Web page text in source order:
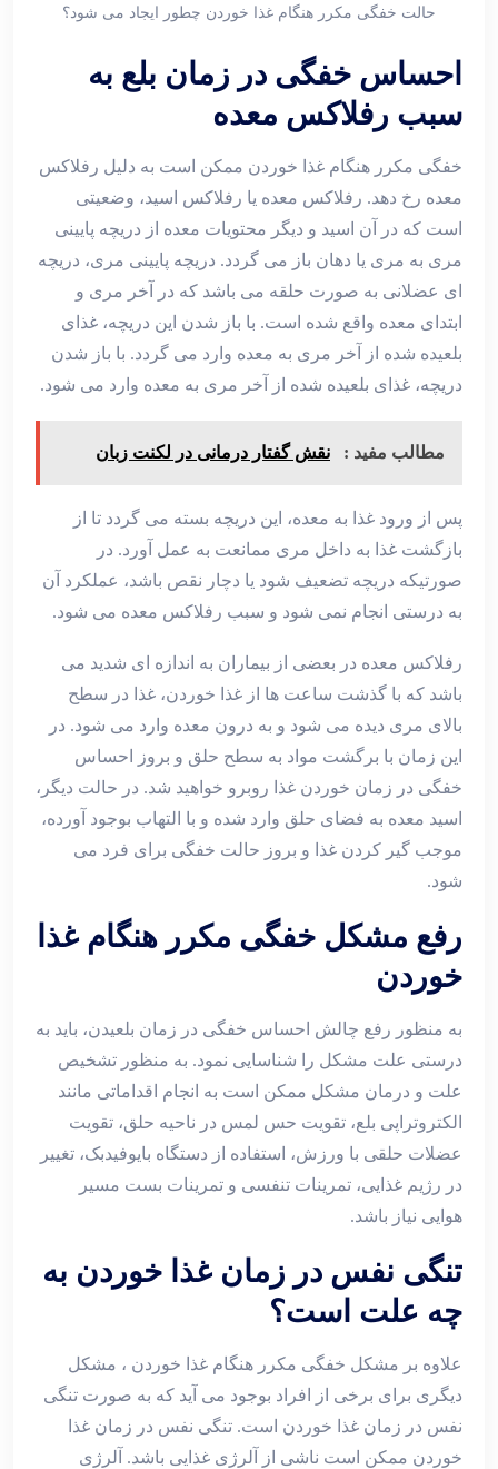
حالت خفگی مکرر هنگام غذا خوردن چطور ایجاد می شود؟
احساس خفگی در زمان بلع به
سبب رفلاکس معده
خفگی مکرر هنگام غذا خوردن ممکن است به دلیل رفلاکس
معده رخ دهد. رفلاکس معده یا رفلاکس اسید، وضعیتی
است که در آن اسید و دیگر محتویات معده از دریچه پایینی
مری به مری یا دهان باز می گردد. دریچه پایینی مری، دریچه
ای عضلانی به صورت حلقه می باشد که در آخر مری و
ابتدای معده واقع شده است. با باز شدن این دریچه، غذای
بلعیده شده از آخر مری به معده وارد می گردد. با باز شدن
دریچه، غذای بلعیده شده از آخر مری به معده وارد می شود.
مطالب مفید : نقش گفتار درمانی در لکنت زبان
پس از ورود غذا به معده، این دریچه بسته می گردد تا از
بازگشت غذا به داخل مری ممانعت به عمل آورد. در
صورتیکه دریچه تضعیف شود یا دچار نقص باشد، عملکرد آن
به درستی انجام نمی شود و سبب رفلاکس معده می شود.
رفلاکس معده در بعضی از بیماران به اندازه ای شدید می
باشد که با گذشت ساعت ها از غذا خوردن، غذا در سطح
بالای مری دیده می شود و به درون معده وارد می شود. در
این زمان با برگشت مواد به سطح حلق و بروز احساس
خفگی در زمان خوردن غذا روبرو خواهید شد. در حالت دیگر،
اسید معده به فضای حلق وارد شده و با التهاب بوجود آورده،
موجب گیر کردن غذا و بروز حالت خفگی برای فرد می
شود.
رفع مشکل خفگی مکرر هنگام غذا
خوردن
به منظور رفع چالش احساس خفگی در زمان بلعیدن، باید به
درستی علت مشکل را شناسایی نمود. به منظور تشخیص
علت و درمان مشکل ممکن است به انجام اقداماتی مانند
الکتروتراپی بلع، تقویت حس لمس در ناحیه حلق، تقویت
عضلات حلقی با ورزش، استفاده از دستگاه بایوفیدبک، تغییر
در رژیم غذایی، تمرینات تنفسی و تمرینات بست مسیر
هوایی نیاز باشد.
تنگی نفس در زمان غذا خوردن به
چه علت است؟
علاوه بر مشکل خفگی مکرر هنگام غذا خوردن ، مشکل
دیگری برای برخی از افراد بوجود می آید که به صورت تنگی
نفس در زمان غذا خوردن است. تنگی نفس در زمان غذا
خوردن ممکن است ناشی از آلرژی غذایی باشد. آلرژی